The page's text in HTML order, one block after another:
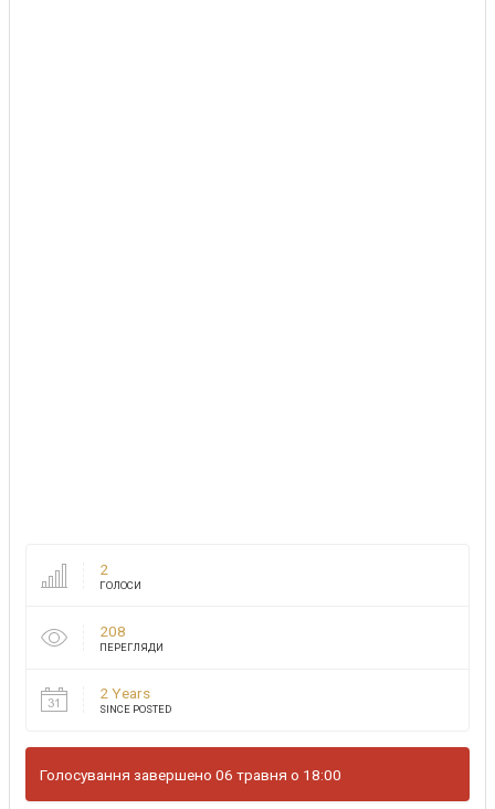
2
ГОЛОСИ
208
ПЕРЕГЛЯДИ
2 Years
SINCE POSTED
Голосування завершено 06 травня о 18:00